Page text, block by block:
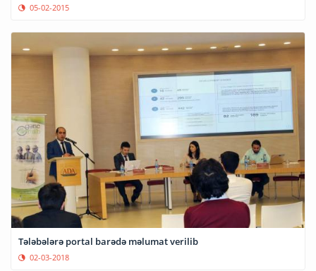
05-02-2015
Tələbələrə portal barədə məlumat verilib
02-03-2018